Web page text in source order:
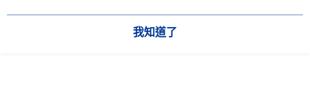
我知道了